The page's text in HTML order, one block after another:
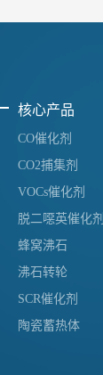
核心产品
CO催化剂
CO2捕集剂
VOCs催化剂
脱二噁英催化剂
蜂窝沸石
沸石转轮
SCR催化剂
陶瓷蓄热体